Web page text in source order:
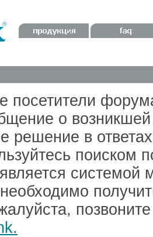
посетители
о
решение в
поиском
системой